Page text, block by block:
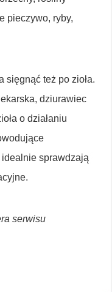
pieczywo, ryby,
sięgnąć też po zioła.
dziurawiec
o działaniu
sprawdzają
serwisu